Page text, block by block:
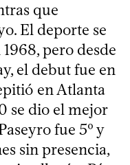
que
El deporte se
pero desde
el debut fue en
en Atlanta
se dio el mejor
fue 5º y
sin presencia,